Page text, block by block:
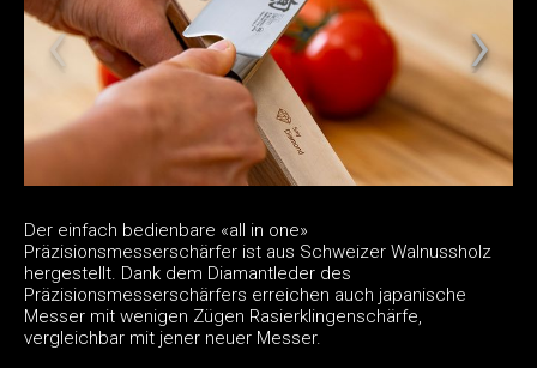
Der einfach bedienbare «all in one»
Präzisionsmesserschärfer ist aus Schweizer Walnussholz
hergestellt. Dank dem Diamantleder des
Präzisionsmesserschärfers erreichen auch japanische
Messer mit wenigen Zügen Rasierklingenschärfe,
vergleichbar mit jener neuer Messer.